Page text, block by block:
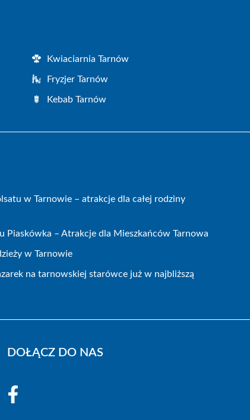
Kwiaciarnia Tarnów
Fryzjer Tarnów
Kebab Tarnów
w Tarnowie – atrakcje dla całej rodziny
Piaskówka – Atrakcje dla Mieszkańców Tarnowa
w Tarnowie
na tarnowskiej starówce już w najbliższą
DOŁĄCZ DO NAS